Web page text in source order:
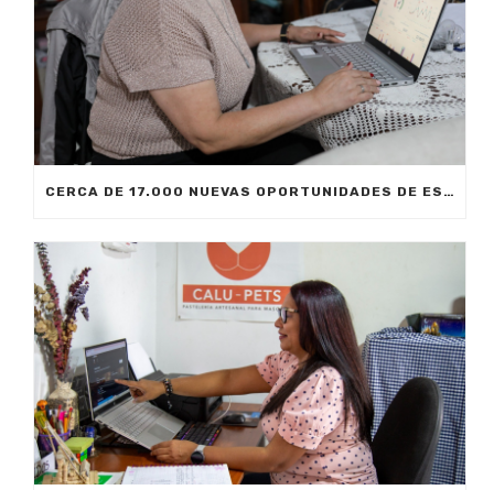
CERCA DE 17.000 NUEVAS OPORTUNIDADES DE ESTUDIO SIN COSTO PARA MEDELLÍN